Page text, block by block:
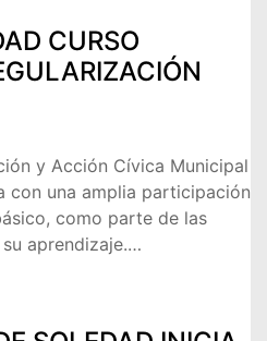
CURSO
y Acción Cívica Municipal
con una amplia participación
como parte de las
aprendizaje.…